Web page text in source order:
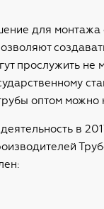
для
прослужить
оптом
в